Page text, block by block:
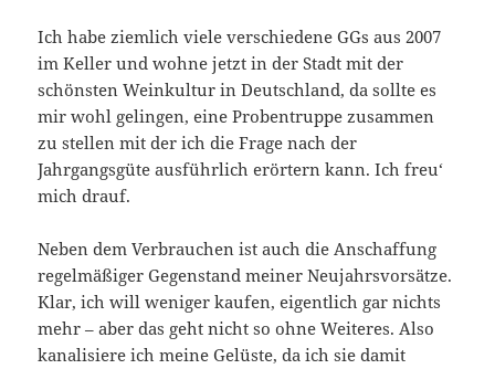
Ich habe ziemlich viele verschiedene GGs aus 2007
im Keller und wohne jetzt in der Stadt mit der
schönsten Weinkultur in Deutschland, da sollte es
mir wohl gelingen, eine Probentruppe zusammen
zu stellen mit der ich die Frage nach der
Jahrgangsgüte ausführlich erörtern kann. Ich freu‘
mich drauf.
Neben dem Verbrauchen ist auch die Anschaffung
regelmäßiger Gegenstand meiner Neujahrsvorsätze.
Klar, ich will weniger kaufen, eigentlich gar nichts
mehr – aber das geht nicht so ohne Weiteres. Also
kanalisiere ich meine Gelüste, da ich sie damit